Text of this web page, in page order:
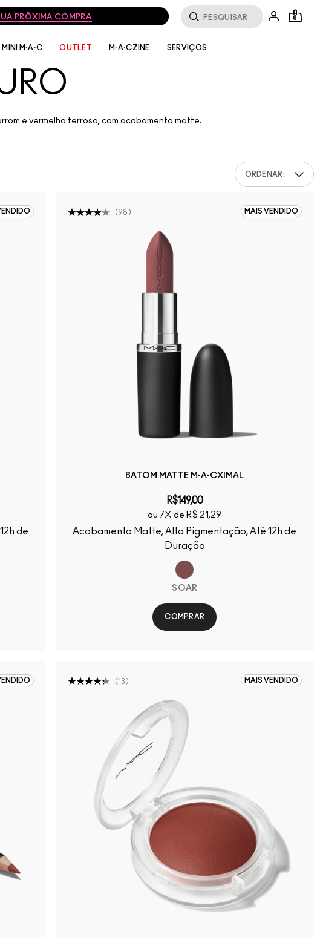
PRÓXIMA COMPRA 0
MINI M·A·C OUTLET M·A·CZINE SERVIÇOS
e vermelho terroso, com acabamento matte.
ORDENAR:
de
MAIS VENDIDO
( 98 )
BATOM MATTE M·A·CXIMAL
R$149,00
ou 7X de R$ 21,29
Acabamento Matte, Alta Pigmentação, Até 12h de
Duração
SOAR
COMPRAR
MAIS VENDIDO
(13 )